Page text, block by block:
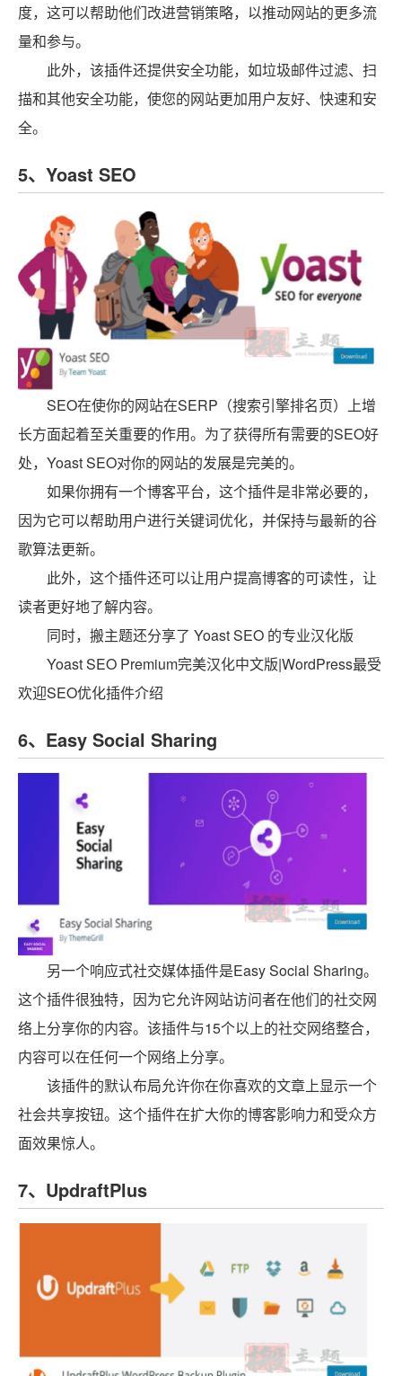
度，这可以帮助他们改进营销策略，以推动网站的更多流
量和参与。
此外，该插件还提供安全功能，如垃圾邮件过滤、扫
描和其他安全功能，使您的网站更加用户友好、快速和安
全。
5、Yoast SEO
SEO在使你的网站在SERP（搜索引擎排名页）上增
长方面起着至关重要的作用。为了获得所有需要的SEO好
处，Yoast SEO对你的网站的发展是完美的。
如果你拥有一个博客平台，这个插件是非常必要的，
因为它可以帮助用户进行关键词优化，并保持与最新的谷
歌算法更新。
此外，这个插件还可以让用户提高博客的可读性，让
读者更好地了解内容。
同时，搬主题还分享了 Yoast SEO 的专业汉化版
Yoast SEO Premium完美汉化中文版|WordPress最受
欢迎SEO优化插件介绍
6、Easy Social Sharing
另一个响应式社交媒体插件是Easy Social Sharing。
这个插件很独特，因为它允许网站访问者在他们的社交网
络上分享你的内容。该插件与15个以上的社交网络整合，
内容可以在任何一个网络上分享。
该插件的默认布局允许你在你喜欢的文章上显示一个
社会共享按钮。这个插件在扩大你的博客影响力和受众方
面效果惊人。
7、UpdraftPlus